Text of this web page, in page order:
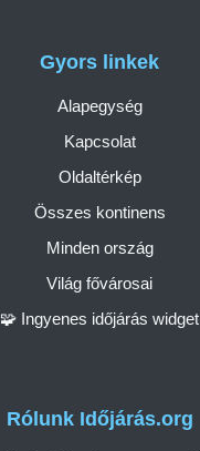
Rólunk Időjárás.org
Gyors linkek
Alapegység
Kapcsolat
Oldaltérkép
Összes kontinens
Minden ország
Világ fővárosai
🧩 Ingyenes időjárás widget